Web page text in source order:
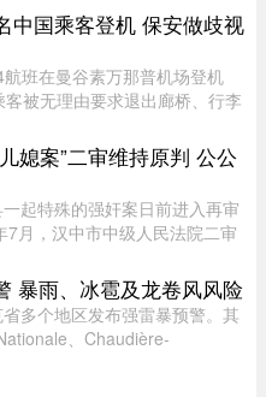
的网， ...
中国乘客登机 保安做歧视
班在曼谷素万那普机场登机
被无理由要求退出廊桥、行李
了安保人员做出歧视性“拉眼
至目前， ...
媳案”二审维持原判 公公
起特殊的强奸案日前进入再审
7月，汉中市中级人民法院二审
刑四年。目前，被告方已向相
，请求 ...
暴雨、冰雹及龙卷风风险
多个地区发布强雷暴预警。其
、Chaudière-